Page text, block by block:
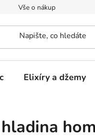
Vše o nákupu
Elixíry a džemy